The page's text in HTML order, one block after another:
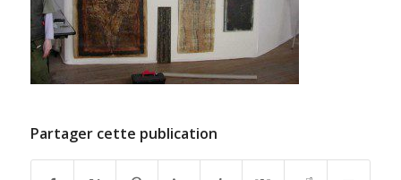
Partager cette publication